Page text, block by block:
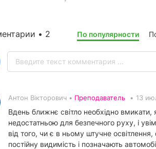
• 2 По популярности
Антон Вікторович • Преподаватель • 13
Вдень ближнє світло необхідно
недостатньою для безпечного руху, і
від того, чи є в ньому штучне
постійну видимість і позначають